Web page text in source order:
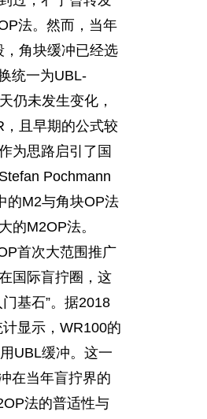
法。然而，当年
角块缓冲已经选
统一为UBL-
仍未发生变化，
且早期的公式较
为思路启引了国
Pochmann
的M2与角块OP法
的M2OP法。
首次大范围推广
国际盲拧圈，这
基石”。据2018
显示，WR100的
UBL缓冲。这一
在当年盲拧界的
法的普适性与